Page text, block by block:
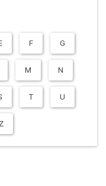
F G
M N
T U
Z